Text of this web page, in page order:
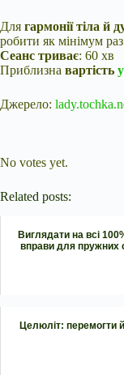
Для гармонії тіла й
робити як мінімум
Сеанс триває: 60 хв
Приблизна вартість
Джерело:
No votes yet.
Related posts:
Виглядати на всі
вправи для пружних
Целюліт: перемогти